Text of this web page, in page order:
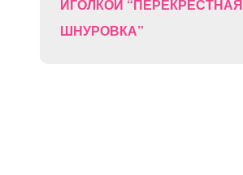
ИГОЛКОЙ “ПЕРЕКРЕСТНАЯ
ШНУРОВКА”